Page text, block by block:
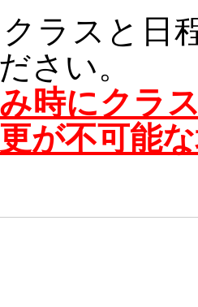
ラスと日
さい。
時にクラ
が不可能